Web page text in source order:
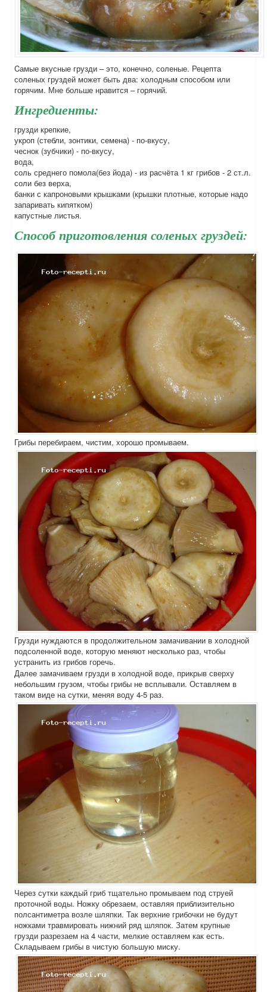
Cамые вкусные грузди – это, конечно, соленые. Рецепта
соленых груздей может быть два: холодным способом или
горячим. Мне больше нравится – горячий.
Ингредиенты:
грузди крепкие,
укроп (стебли, зонтики, семена) - по-вкусу,
чеснок (зубчики) - по-вкусу,
вода,
соль среднего помола(без йода) - из расчёта 1 кг грибов - 2 ст.л.
соли без верха,
банки с капроновыми крышками (крышки плотные, которые надо
запаривать кипятком)
капустные листья.
Способ приготовления соленых груздей:
Грибы перебираем, чистим, хорошо промываем.
Грузди нуждаются в продолжительном замачивании в холодной
подсоленной воде, которую меняют несколько раз, чтобы
устранить из грибов горечь.
Далее замачиваем грузди в холодной воде, прикрыв сверху
небольшим грузом, чтобы грибы не всплывали. Оставляем в
таком виде на сутки, меняя воду 4-5 раз.
Через сутки каждый гриб тщательно промываем под струей
проточной воды. Ножку обрезаем, оставляя приблизительно
полсантиметра возле шляпки. Так верхние грибочки не будут
ножками травмировать нижний ряд шляпок. Затем крупные
грузди разрезаем на 4 части, мелкие оставляем как есть.
Складываем грибы в чистую большую миску.